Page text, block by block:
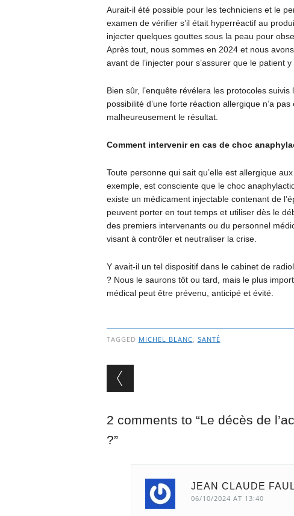
Aurait-il été possible pour les techniciens et le
examen de vérifier s’il était hyperréactif au
injecter quelques gouttes sous la peau pour
Après tout, nous sommes en 2024 et nous
avant de l’injecter pour s’assurer que le patient
Bien sûr, l’enquête révélera les protocoles
possibilité d’une forte réaction allergique n’a
malheureusement le résultat.
Comment intervenir en cas de choc
Toute personne qui sait qu’elle est allergique
exemple, est consciente que le choc
existe un médicament injectable contenant de
peuvent porter en tout temps et utiliser dès le
des premiers intervenants ou du personnel
visant à contrôler et neutraliser la crise.
Y avait-il un tel dispositif dans le cabinet de
? Nous le saurons tôt ou tard, mais le plus
médical peut être prévenu, anticipé et évité.
TAGGED MICHEL BLANC, SANTÉ
Post navigation
2 comments to “Le décès de
?”
JEAN CLAUDE
06/10/2024 AT 13:40